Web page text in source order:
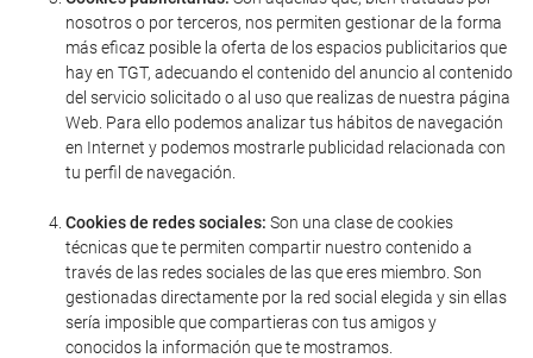
nosotros o por terceros, nos permiten gestionar de la forma
más eficaz posible la oferta de los espacios publicitarios que
hay en TGT, adecuando el contenido del anuncio al contenido
del servicio solicitado o al uso que realizas de nuestra página
Web. Para ello podemos analizar tus hábitos de navegación
en Internet y podemos mostrarle publicidad relacionada con
tu perfil de navegación.
Cookies de redes sociales: Son una clase de cookies
técnicas que te permiten compartir nuestro contenido a
través de las redes sociales de las que eres miembro. Son
gestionadas directamente por la red social elegida y sin ellas
sería imposible que compartieras con tus amigos y
conocidos la información que te mostramos.